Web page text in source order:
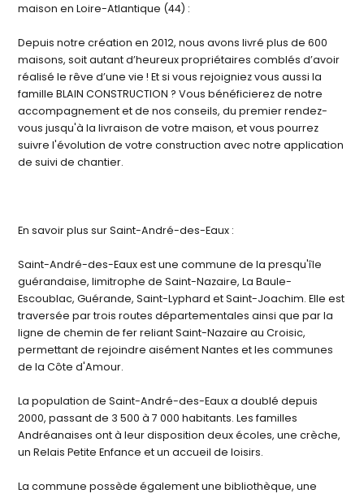
maison en Loire-Atlantique (44) :
Depuis notre création en 2012, nous avons livré plus de 600
maisons, soit autant d’heureux propriétaires comblés d’avoir
réalisé le rêve d’une vie ! Et si vous rejoigniez vous aussi la
famille BLAIN CONSTRUCTION ? Vous bénéficierez de notre
accompagnement et de nos conseils, du premier rendez-
vous jusqu'à la livraison de votre maison, et vous pourrez
suivre l'évolution de votre construction avec notre application
de suivi de chantier.
En savoir plus sur Saint-André-des-Eaux :
Saint-André-des-Eaux est une commune de la presqu'île
guérandaise, limitrophe de Saint-Nazaire, La Baule-
Escoublac, Guérande, Saint-Lyphard et Saint-Joachim. Elle est
traversée par trois routes départementales ainsi que par la
ligne de chemin de fer reliant Saint-Nazaire au Croisic,
permettant de rejoindre aisément Nantes et les communes
de la Côte d'Amour.
La population de Saint-André-des-Eaux a doublé depuis
2000, passant de 3 500 à 7 000 habitants. Les familles
Andréanaises ont à leur disposition deux écoles, une crèche,
un Relais Petite Enfance et un accueil de loisirs.
La commune possède également une bibliothèque, une